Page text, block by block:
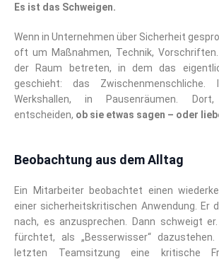
Es ist das Schweigen.
Wenn in Unternehmen über Sicherheit
oft um Maßnahmen, Technik,
der Raum betreten, in dem das
geschieht: das
Werkshallen, in Pausenräumen.
entscheiden, ob sie etwas sagen – oder
Beobachtung aus dem Alltag
Ein Mitarbeiter beobachtet einen
einer sicherheitskritischen Anwendung. Er
nach, es anzusprechen. Dann schweigt
fürchtet, als „Besserwisser“
letzten Teamsitzung eine kritische